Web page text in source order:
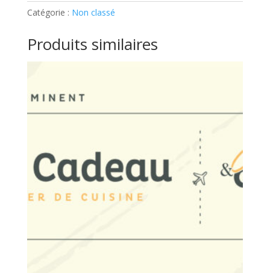
APERITIF
Ticket
Catégorie : Non classé
Produits similaires